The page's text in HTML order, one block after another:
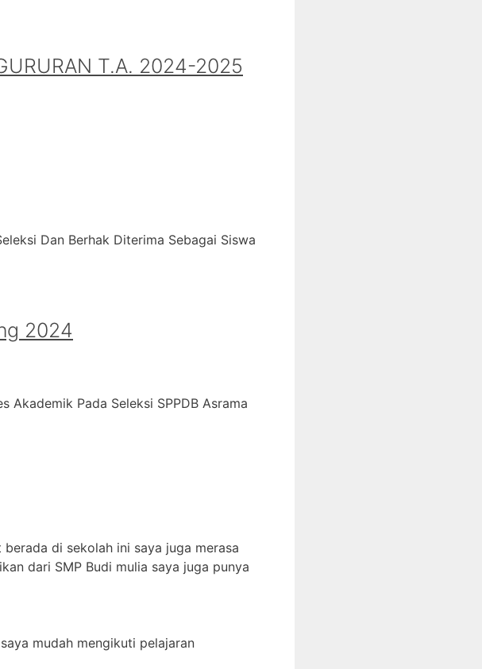
T.A. 2024-2025
Dan Berhak Diterima Sebagai Siswa
2024
Akademik Pada Seleksi SPPDB Asrama
di sekolah ini saya juga merasa
dari SMP Budi mulia saya juga punya
mudah mengikuti pelajaran